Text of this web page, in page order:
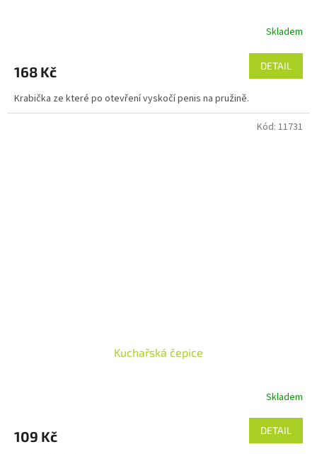
Skladem
168 Kč DETAIL
Krabička ze které po otevření vyskočí penis na pružině.
Kuchařská čepice
Skladem
109 Kč DETAIL
Kód: 11731